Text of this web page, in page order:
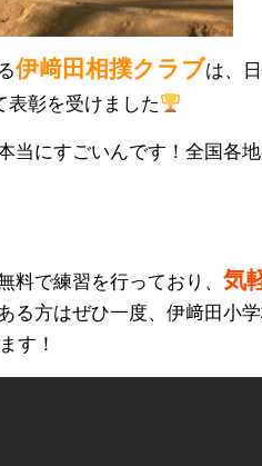
伊﨑田相撲クラブは、
表彰を受けました
当にすごいんです！全国各
料で練習を行っており、気
る方はぜひ一度、伊﨑田小
す！